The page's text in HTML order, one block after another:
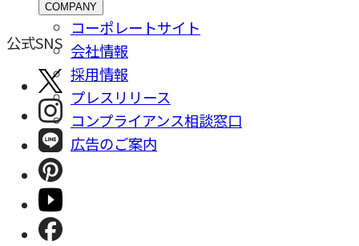
COMPANY
コーポレートサイト
会社情報
採⽤情報
プレスリリース
コンプライアンス相談窓⼝
広告のご案内
公式SNS